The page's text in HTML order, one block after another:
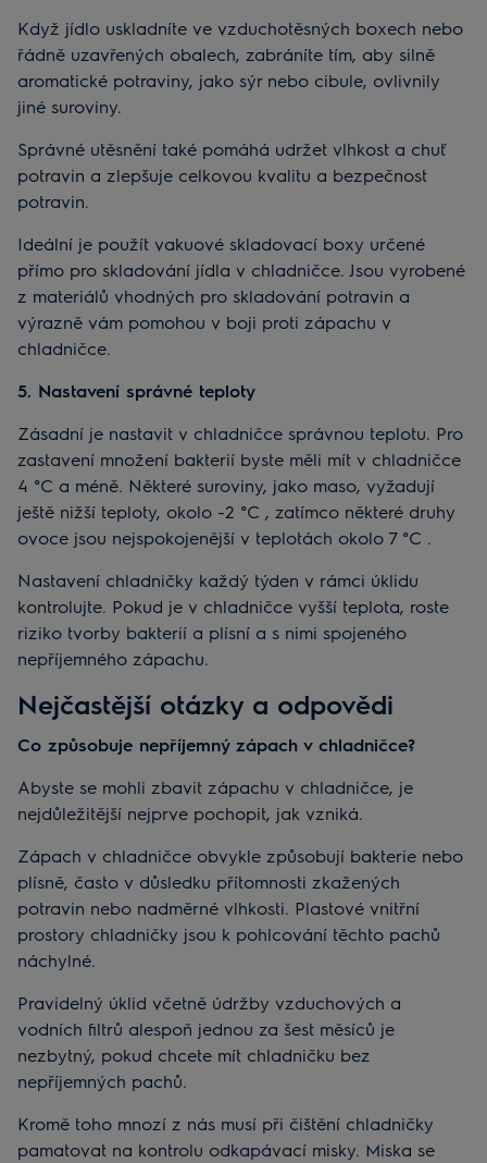
Když jídlo uskladníte ve vzduchotěsných boxech nebo
řádně uzavřených obalech, zabráníte tím, aby silně
aromatické potraviny, jako sýr nebo cibule, ovlivnily
jiné suroviny.
Správné utěsnění také pomáhá udržet vlhkost a chuť
potravin a zlepšuje celkovou kvalitu a bezpečnost
potravin.
Ideální je použít vakuové skladovací boxy určené
přímo pro skladování jídla v chladničce. Jsou vyrobené
z materiálů vhodných pro skladování potravin a
výrazně vám pomohou v boji proti zápachu v
chladničce.
5. Nastavení správné teploty
Zásadní je nastavit v chladničce správnou teplotu. Pro
zastavení množení bakterií byste měli mít v chladničce
4 °C a méně. Některé suroviny, jako maso, vyžadují
ještě nižší teploty, okolo -2 °C , zatímco některé druhy
ovoce jsou nejspokojenější v teplotách okolo 7 °C .
Nastavení chladničky každý týden v rámci úklidu
kontrolujte. Pokud je v chladničce vyšší teplota, roste
riziko tvorby bakterií a plísní a s nimi spojeného
nepříjemného zápachu.
Nejčastější otázky a odpovědi
Co způsobuje nepříjemný zápach v chladničce?
Abyste se mohli zbavit zápachu v chladničce, je
nejdůležitější nejprve pochopit, jak vzniká.
Zápach v chladničce obvykle způsobují bakterie nebo
plísně, často v důsledku přítomnosti zkažených
potravin nebo nadměrné vlhkosti. Plastové vnitřní
prostory chladničky jsou k pohlcování těchto pachů
náchylné.
Pravidelný úklid včetně údržby vzduchových a
vodních filtrů alespoň jednou za šest měsíců je
nezbytný, pokud chcete mít chladničku bez
nepříjemných pachů.
Kromě toho mnozí z nás musí při čištění chladničky
pamatovat na kontrolu odkapávací misky. Miska se